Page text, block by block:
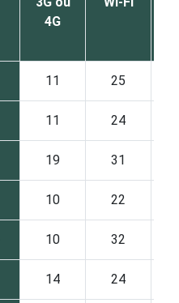
4G
11 25
11 24
19 31
10 22
10 32
14 24